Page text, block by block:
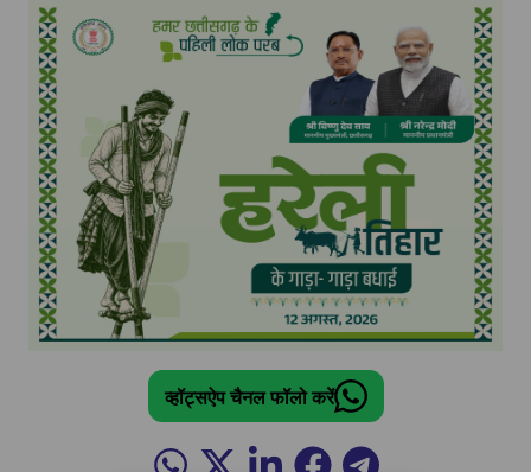
व्हॉट्सऐप चैनल फॉलो करें